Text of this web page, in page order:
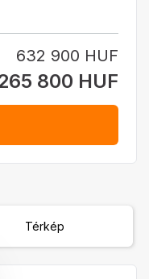
632 900 HUF
800 HUF
Térkép